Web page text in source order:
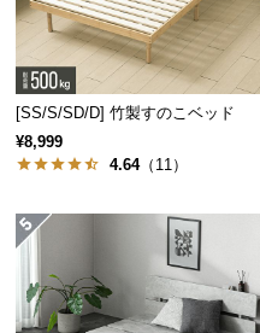
つ
い
て
保
証
会
[SS/S/SD/D] 竹製すのこベッド
¥8,999
4.64（11）